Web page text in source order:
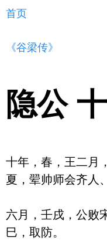
首页
《谷梁传》
隐公
十年，春，王二月
夏，翚帅师会齐人
六月，壬戌，公败
巳，取防。